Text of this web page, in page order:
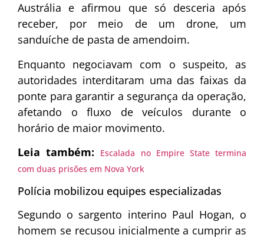
Austrália e afirmou que só desceria após
receber, por meio de um drone, um
sanduíche de pasta de amendoim.
Enquanto negociavam com o suspeito, as
autoridades interditaram uma das faixas da
ponte para garantir a segurança da operação,
afetando o fluxo de veículos durante o
horário de maior movimento.
Leia também:
Escalada no Empire State termina
com duas prisões em Nova York
Polícia mobilizou equipes especializadas
Segundo o sargento interino Paul Hogan, o
homem se recusou inicialmente a cumprir as